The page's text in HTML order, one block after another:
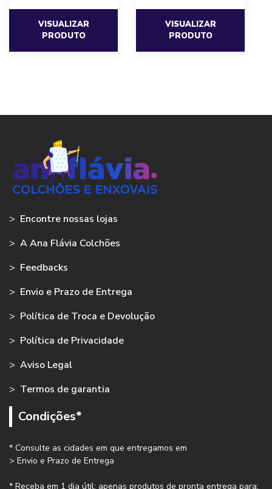
VISUALIZAR
PRODUTO
VISUALIZAR
PRODUTO
> Encontre nossas lojas
> A Ana Flávia Colchões
> Feedbacks
> Envio e Prazo de Entrega
> Política de Troca e Devolução
> Política de Privacidade
> Aviso Legal
> Termos de garantia
Condições*
* Consulte as cidades em que entregamos em
> Envio e Prazo de Entrega
* Receba em 1 dia útil: apenas produtos de pronta entrega para: